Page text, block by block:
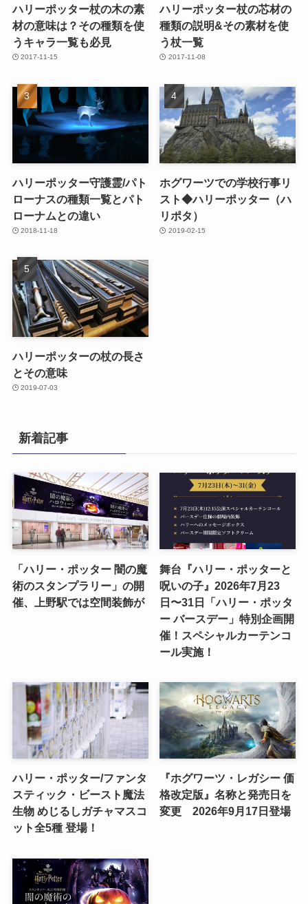
ハリーポッター杖の木の素
材の意味は？その種類を使
うキャラ一覧も必見
2017-11-15
ハリーポッター杖の芯材の
種類の説明&その素材を使
う杖一覧
2017-11-08
ハリーポッター守護霊/パト
ローナスの種類一覧とパト
ローナムとの違い
2018-11-18
ホグワーツでの学校行事リ
スト◆ハリーポッター（ハ
リポタ）
2019-02-15
ハリーポッターの杖の長さ
とその意味
2019-07-03
新着記事
「ハリー・ポッター 闇の魔
術のスタンプラリー」の開
催、上野駅では空間装飾が
舞台『ハリー・ポッターと
呪いの子』2026年7月23
日〜31日「ハリー・ポッタ
ー バースデー」特別企画開
催！スペシャルカーテンコ
ール実施！
ハリー・ポッター/ファンタ
スティック・ビースト魔法
生物 めじるしガチャマスコ
ット全5種 登場！
『ホグワーツ・レガシー 価
格改定版』名称と発売日を
変更 2026年9月17日登場